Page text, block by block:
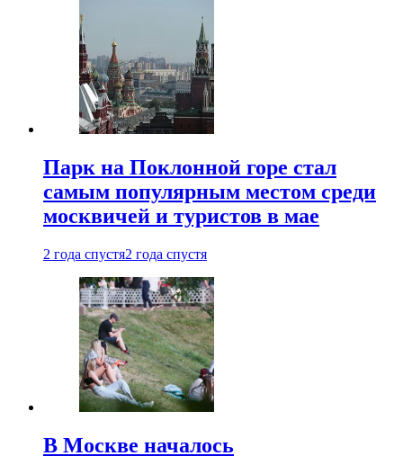
Парк на Поклонной горе стал
самым популярным местом среди
москвичей и туристов в мае
2 года спустя2 года спустя
В Москве началось